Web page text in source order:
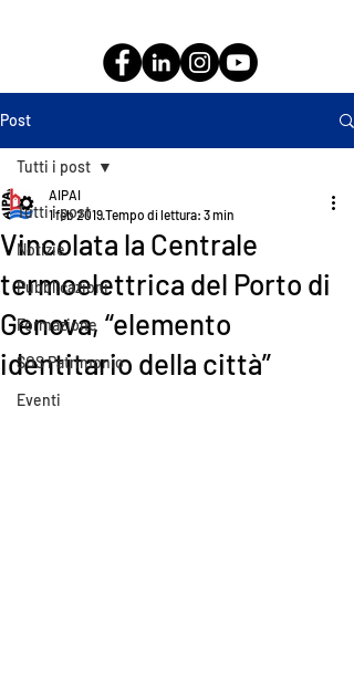
Post
Tutti i post
Notizie
Pubblicazioni
Formazione
SOS Patrimonio
Eventi
Tutti i post
Vincolata la Centrale
termoelettrica del Porto di
Genova, “elemento
identitario della città”
AIPAI
1 feb 2019Tempo di lettura: 3 min